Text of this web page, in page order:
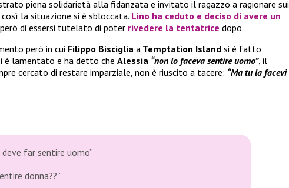
piena solidarietà alla fidanzata e invitato il ragazzo a ragionare sui
la situazione si è sbloccata. Lino ha ceduto e deciso di avere un
però di essersi tutelato di poter rivedere la tentatrice dopo.
però in cui Filippo Bisciglia a Temptation Island si è fatto
è lamentato e ha detto che Alessia “non lo faceva sentire uomo”, il
cercato di restare imparziale, non è riuscito a tacere: “Ma tu la facevi
far sentire uomo”
donna??”